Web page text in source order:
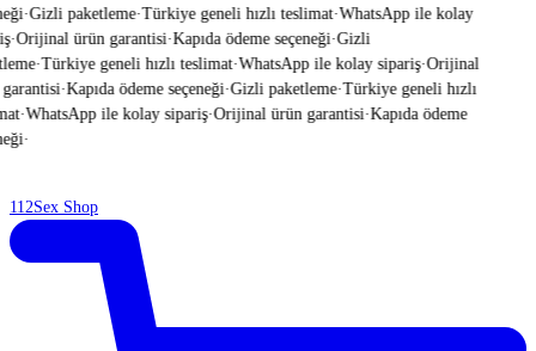
·Gizli paketleme·Türkiye geneli hızlı teslimat·WhatsApp ile kolay
·Orijinal ürün garantisi·Kapıda ödeme seçeneği·Gizli
·Türkiye geneli hızlı teslimat·WhatsApp ile kolay sipariş·Orijinal
·Kapıda ödeme seçeneği·Gizli paketleme·Türkiye geneli hızlı
·WhatsApp ile kolay sipariş·Orijinal ürün garantisi·Kapıda ödeme
·
112Sex Shop